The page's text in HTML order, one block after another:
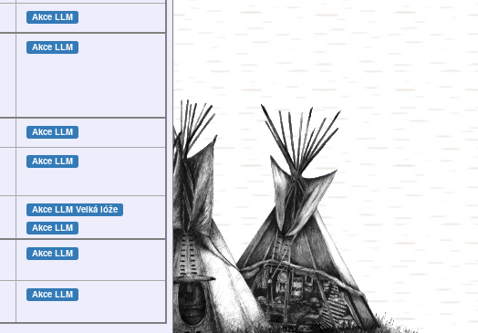
Akce LLM
Akce LLM
Akce LLM
Akce LLM
Akce LLM Velká lóže
Akce LLM
Akce LLM
Akce LLM